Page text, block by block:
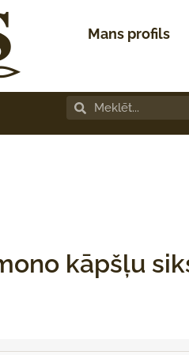
Mans profils
kāpšļu